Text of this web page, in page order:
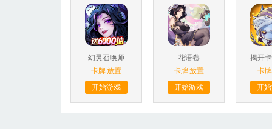
幻灵召唤师
卡牌放置
开始游戏
花语卷
卡牌放置
开始游戏
卡牌
开